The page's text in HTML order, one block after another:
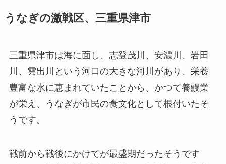
うなぎの激戦区、三重県津市
三重県津市は海に面し、志登茂川、安濃川、岩田
川、雲出川という河口の大きな河川があり、栄養
豊富な水に恵まれていたことから、かつて養鰻業
が栄え、うなぎが市民の食文化として根付いたそ
うです。
戦前から戦後にかけてが最盛期だったそうです